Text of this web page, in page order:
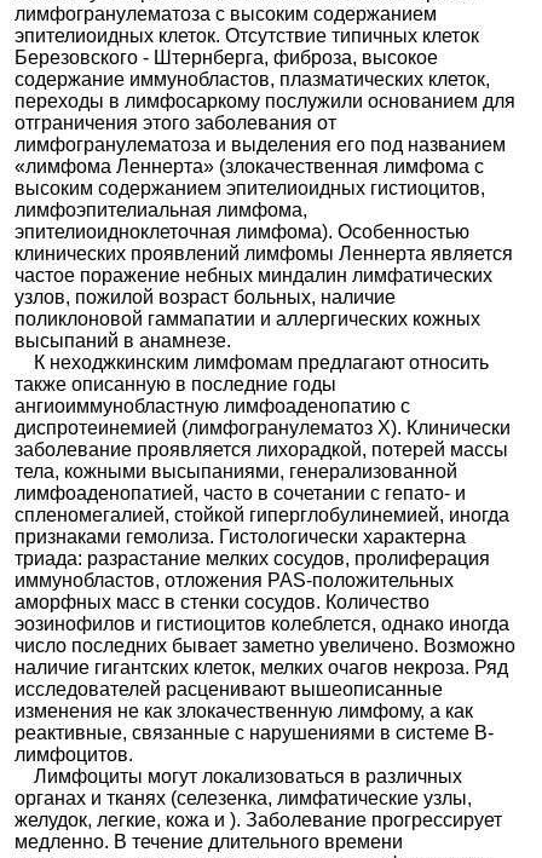
лимфогранулематоза с высоким содержанием
эпителиоидных клеток. Отсутствие типичных клеток
Березовского - Штернберга, фиброза, высокое
содержание иммунобластов, плазматических клеток,
переходы в лимфосаркому послужили основанием для
отграничения этого заболевания от
лимфогранулематоза и выделения его под названием
«лимфома Леннерта» (злокачественная лимфома с
высоким содержанием эпителиоидных гистиоцитов,
лимфоэпителиальная лимфома,
эпителиоидноклеточная лимфома). Особенностью
клинических проявлений лимфомы Леннерта является
частое поражение небных миндалин лимфатических
узлов, пожилой возраст больных, наличие
поликлоновой гаммапатии и аллергических кожных
высыпаний в анамнезе.
К неходжкинским лимфомам предлагают относить
также описанную в последние годы
ангиоиммунобластную лимфоаденопатию с
диспротеинемией (лимфогранулематоз X). Клинически
заболевание проявляется лихорадкой, потерей массы
тела, кожными высыпаниями, генерализованной
лимфоаденопатией, часто в сочетании с гепато- и
спленомегалией, стойкой гиперглобулинемией, иногда
признаками гемолиза. Гистологически характерна
триада: разрастание мелких сосудов, пролиферация
иммунобластов, отложения PAS-положительных
аморфных масс в стенки сосудов. Количество
эозинофилов и гистиоцитов колеблется, однако иногда
число последних бывает заметно увеличено. Возможно
наличие гигантских клеток, мелких очагов некроза. Ряд
исследователей расценивают вышеописанные
изменения не как злокачественную лимфому, а как
реактивные, связанные с нарушениями в системе В-
лимфоцитов.
Лимфоциты могут локализоваться в различных
органах и тканях (селезенка, лимфатические узлы,
желудок, легкие, кожа и ). Заболевание прогрессирует
медленно. В течение длительного времени